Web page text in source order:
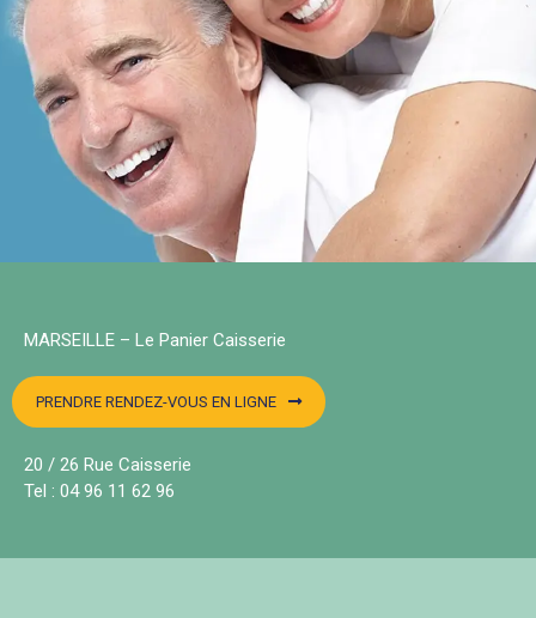
MARSEILLE – Le Panier Caisserie
PRENDRE RENDEZ-VOUS EN LIGNE
20 / 26 Rue Caisserie
Tel : 04 96 11 62 96